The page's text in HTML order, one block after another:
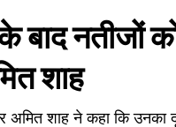
बाद नतीजों
शाह
अमित शाह ने कहा कि उनका